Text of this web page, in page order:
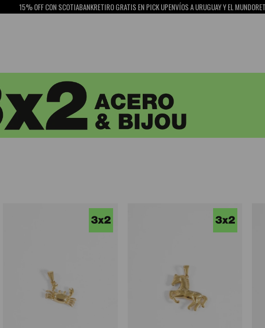
15% OFF CON SCOTIABANKRETIRO GRATIS EN PICK UPENVÍOS A URUGUAY Y EL MUNDO